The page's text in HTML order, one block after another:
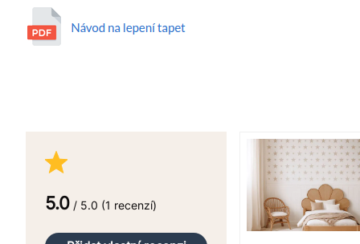
5.0 / 5.0 (1 recenzí)